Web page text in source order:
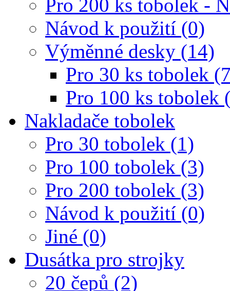
Pro 200 ks tobolek -
Návod k použití (0)
Výměnné desky (14)
Pro 30 ks tobolek
Pro 100 ks tobolek
Nakladače tobolek
Pro 30 tobolek (1)
Pro 100 tobolek (3)
Pro 200 tobolek (3)
Návod k použití (0)
Jiné (0)
Dusátka pro strojky
20 čepů (2)